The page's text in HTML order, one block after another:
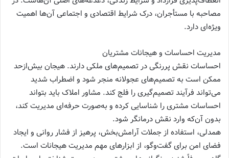
مصاحبه با مستأجران، درک شرایط اقتصادی و اجتماعی آن‌ها اهمیت
ویژه‌ای دارد.
مدیریت احساسات و هیجانات مشتریان
احساسات نقش پررنگی در تصمیم‌های ملکی دارند. هیجان بیش‌ازحد
ممکن است به تصمیم‌های عجولانه منجر شود و اضطراب شدید
می‌تواند فرآیند تصمیم‌گیری را فلج کند. مشاور املاک باید بتواند
احساسات مشتری را شناسایی کرده و به‌صورت حرفه‌ای مدیریت کند،
بدون آن‌که وارد نقش درمانگر شود.
همدلی، استفاده از جملات آرامش‌بخش، پرهیز از فشار روانی و ایجاد
فضای امن برای گفت‌وگو، از ابزارهای مهم مدیریت هیجانات است.